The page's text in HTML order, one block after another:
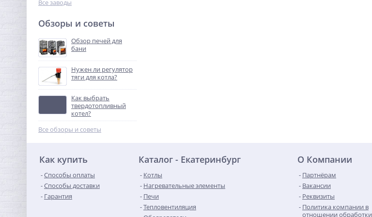
Все заводы
Обзоры и советы
Обзор печей для
бани
Нужен ли регулятор
тяги для котла?
Как выбрать
твердотопливный
котел?
Все обзоры и советы
Как купить
Способы оплаты
Способы доставки
Гарантия
Каталог - Екатеринбург
Котлы
Нагревательные элементы
Печи
Тепловентиляция
О Компании
Партнёрам
Вакансии
Реквизиты
Политика компании в
отношении обработки